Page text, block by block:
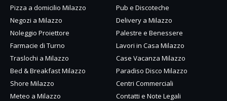
Pizza a domicilio Milazzo
Pub e Discoteche
Negozi a Milazzo
Delivery a Milazzo
Noleggio Proiettore
Palestre e Benessere
Farmacie di Turno
Lavori in Casa Milazzo
Traslochi a Milazzo
Case Vacanza Milazzo
Bed & Breakfast Milazzo
Paradiso Disco Milazzo
Shore Milazzo
Centri Commerciali
Meteo a Milazzo
Contatti e Note Legali